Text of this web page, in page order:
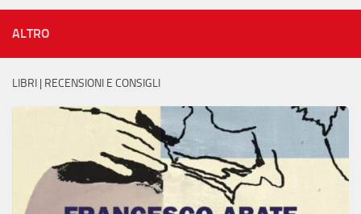
ALTRO
LIBRI | RECENSIONI E CONSIGLI